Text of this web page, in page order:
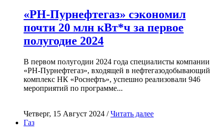
«РН-Пурнефтегаз» сэкономил
почти 20 млн кВт*ч за первое
полугодие 2024
В первом полугодии 2024 года специалисты компании
«РН-Пурнефтегаз», входящей в нефтегазодобывающий
комплекс НК «Роснефть», успешно реализовали 946
мероприятий по программе...
Четверг, 15 Август 2024 /Читать далее
Газ